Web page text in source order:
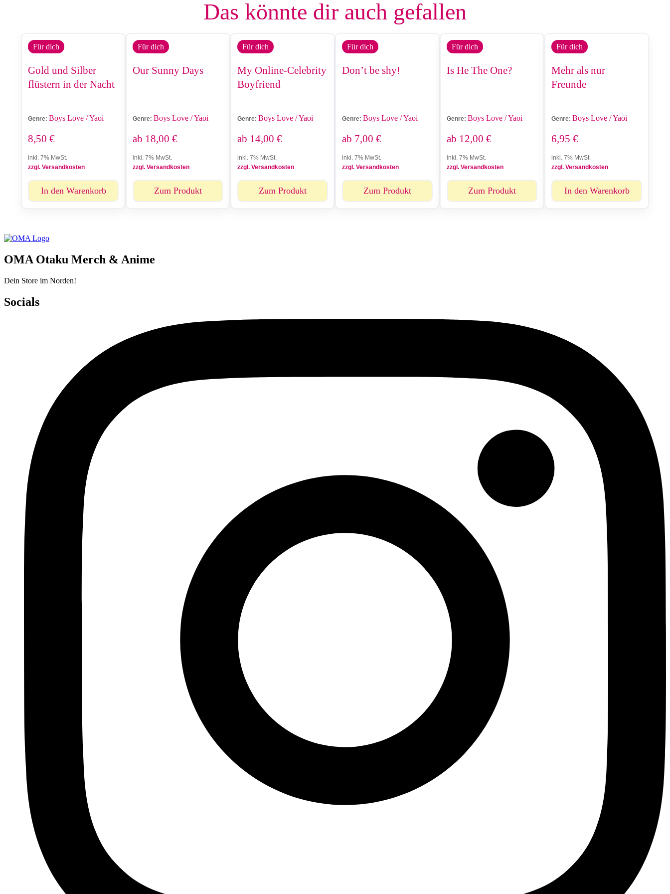
Das könnte dir auch gefallen
Für dich
Gold und Silber
flüstern in der Nacht
Genre: Boys Love / Yaoi
8,50 €
inkl. 7% MwSt.
zzgl. Versandkosten
In den Warenkorb
Für dich
Our Sunny Days
Genre: Boys Love / Yaoi
ab 18,00 €
inkl. 7% MwSt.
zzgl. Versandkosten
Zum Produkt
Für dich
My Online-Celebrity
Boyfriend
Genre: Boys Love / Yaoi
ab 14,00 €
inkl. 7% MwSt.
zzgl. Versandkosten
Zum Produkt
Für dich
Don’t be shy!
Genre: Boys Love / Yaoi
ab 7,00 €
inkl. 7% MwSt.
zzgl. Versandkosten
Zum Produkt
Für dich
Is He The One?
Genre: Boys Love / Yaoi
ab 12,00 €
inkl. 7% MwSt.
zzgl. Versandkosten
Zum Produkt
Für dich
Mehr als nur
Freunde
Genre: Boys Love / Yaoi
6,95 €
inkl. 7% MwSt.
zzgl. Versandkosten
In den Warenkorb
OMA Otaku Merch & Anime
Dein Store im Norden!
Socials